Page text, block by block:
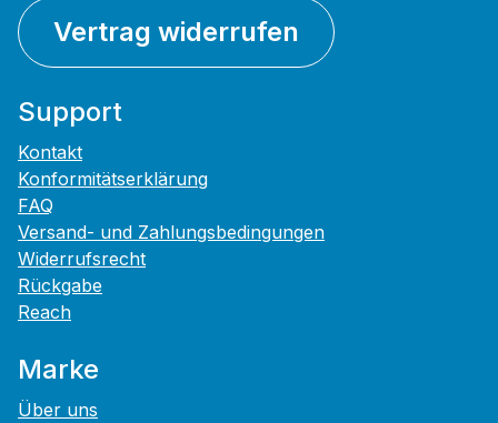
Vertrag widerrufen
Support
Kontakt
Konformitätserklärung
FAQ
Versand- und Zahlungsbedingungen
Widerrufsrecht
Rückgabe
Reach
Marke
Über uns